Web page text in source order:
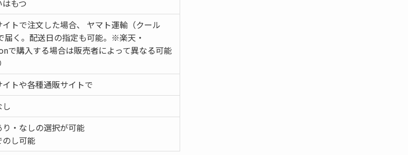
はもつ
イトで注文した場合、 ヤマト運輸（クール
届く。配送日の指定も可能。※楽天・
で購入する場合は販売者によって異なる可能
イトや各種通販サイトで
り・なしの選択が可能
のし可能